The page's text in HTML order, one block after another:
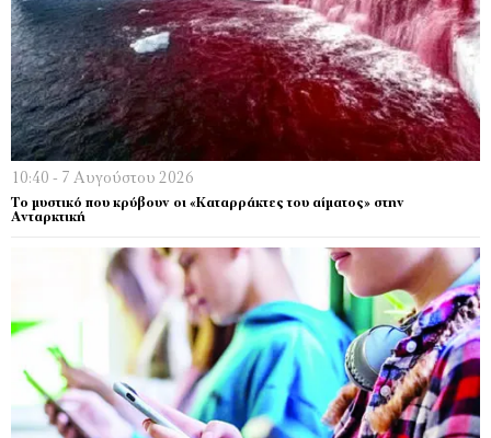
10:40 - 7 Αυγούστου 2026
Το μυστικό που κρύβουν οι «Καταρράκτες του αίματος» στην
Ανταρκτική